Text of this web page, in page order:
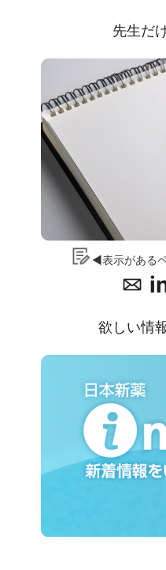
先生だ
◀表示がある
欲しい情